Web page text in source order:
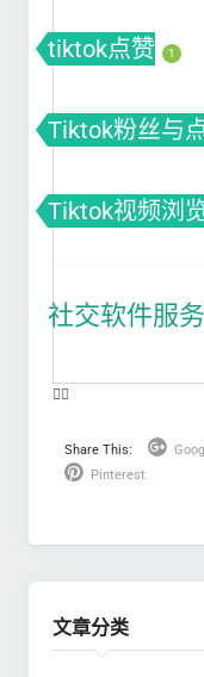
tiktok点赞 1
Tiktok粉丝与
Tiktok视频浏
社交软件服务
❤️‍🔥
Share This:
Pinterest
文章分类